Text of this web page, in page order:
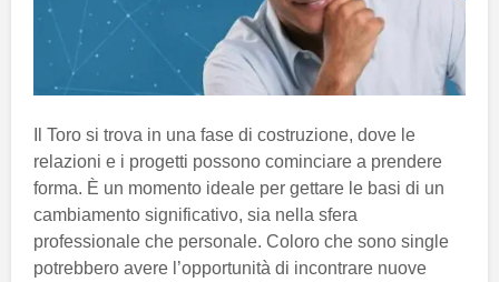
Il Toro si trova in una fase di costruzione, dove le
relazioni e i progetti possono cominciare a prendere
forma. È un momento ideale per gettare le basi di un
cambiamento significativo, sia nella sfera
professionale che personale. Coloro che sono single
potrebbero avere l’opportunità di incontrare nuove